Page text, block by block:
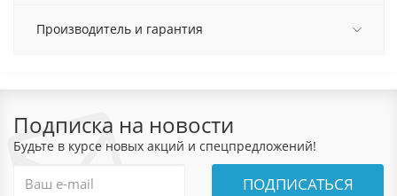
Производитель и гарантия
Подписка на новости
Будьте в курсе новых акций и спецпредложений!
ПОДПИСАТЬСЯ